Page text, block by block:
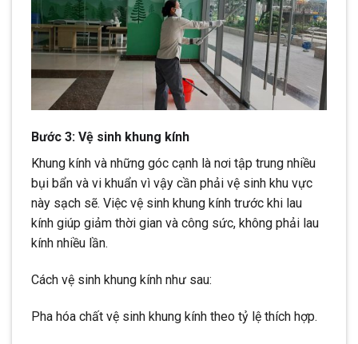
Bước 3: Vệ sinh khung kính
Khung kính và những góc cạnh là nơi tập trung nhiều
bụi bẩn và vi khuẩn vì vậy cần phải vệ sinh khu vực
này sạch sẽ. Việc vệ sinh khung kính trước khi lau
kính giúp giảm thời gian và công sức, không phải lau
kính nhiều lần.
Cách vệ sinh khung kính như sau:
Pha hóa chất vệ sinh khung kính theo tỷ lệ thích hợp.